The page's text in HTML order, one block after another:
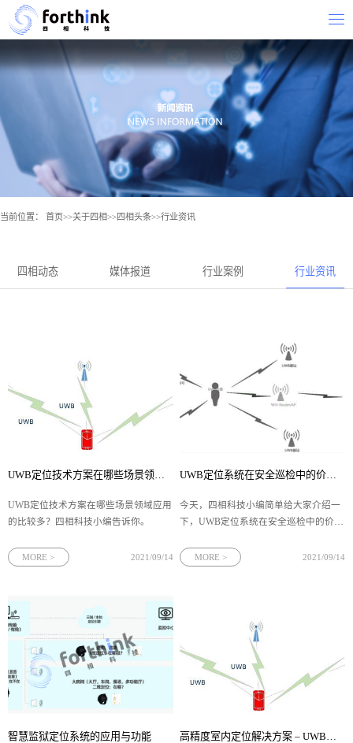
当前位置： 首页>>关于四相>>四相头条>>行业资讯
四相动态 媒体报道 行业案例 行业资讯
UWB定位技术方案在哪些场景领域应用的比较多？
UWB定位技术​方案在哪些场景领域应用
的比较多？四相科技小编告诉你。
MORE > 2021/09/14
UWB定位系统在安全巡检中的价值！
今天，四相科技小编简单给大家介绍一
下，UWB定位系统​在安全巡检中的价
MORE > 2021/09/14
智慧监狱定位系统的应用与功能